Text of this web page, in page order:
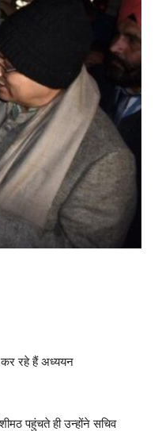
कर रहे हैं अध्ययन
पहुंचते ही उन्होंने सचिव